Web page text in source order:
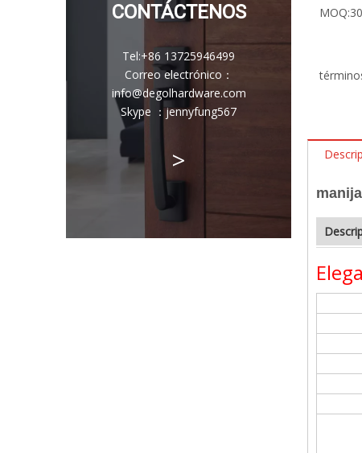
CONTÁCTENOS
Tel:+86 13725946499
Correo electrónico ：
info@degolhardware.com
Skype ：jennyfung567
>
MOQ: